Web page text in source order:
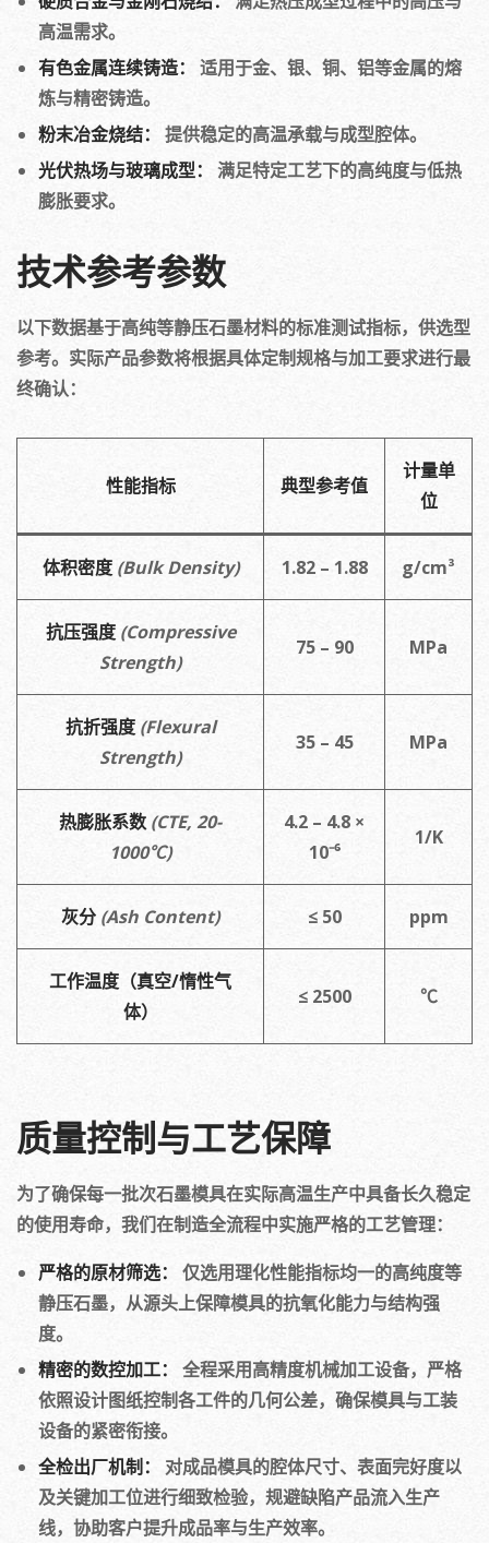
高温需求。
有色金属连续铸造：
适用于金、银、铜、铝等金属的熔
炼与精密铸造。
粉末冶金烧结：
提供稳定的高温承载与成型腔体。
光伏热场与玻璃成型：
满足特定工艺下的高纯度与低热
膨胀要求。
技术参考参数
以下数据基于高纯等静压石墨材料的标准测试指标，供选型
参考。实际产品参数将根据具体定制规格与加工要求进行最
终确认：
性能指标 典型参考值
计量单
位
体积密度 (Bulk Density) 1.82 – 1.88 g/cm³
抗压强度 (Compressive
Strength)
75 – 90 MPa
抗折强度 (Flexural
Strength)
35 – 45 MPa
热膨胀系数 (CTE, 20-
1000℃)
4.2 – 4.8 ×
10⁻⁶
1/K
灰分 (Ash Content) ≤ 50 ppm
工作温度（真空/惰性气
体）
≤ 2500 ℃
质量控制与工艺保障
为了确保每一批次石墨模具在实际高温生产中具备长久稳定
的使用寿命，我们在制造全流程中实施严格的工艺管理：
严格的原材筛选：
仅选用理化性能指标均一的高纯度等
静压石墨，从源头上保障模具的抗氧化能力与结构强
度。
精密的数控加工：
全程采用高精度机械加工设备，严格
依照设计图纸控制各工件的几何公差，确保模具与工装
设备的紧密衔接。
全检出厂机制：
对成品模具的腔体尺寸、表面完好度以
及关键加工位进行细致检验，规避缺陷产品流入生产
线，协助客户提升成品率与生产效率。